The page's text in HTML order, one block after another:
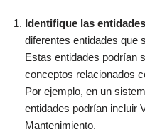
Identifique las
diferentes entidades que
Estas entidades podrían
conceptos relacionados
Por ejemplo, en un
entidades podrían incluir
Mantenimiento.